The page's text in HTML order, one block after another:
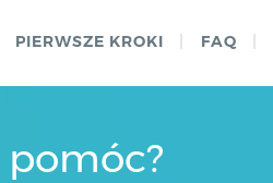
PIERWSZE KROKI FAQ